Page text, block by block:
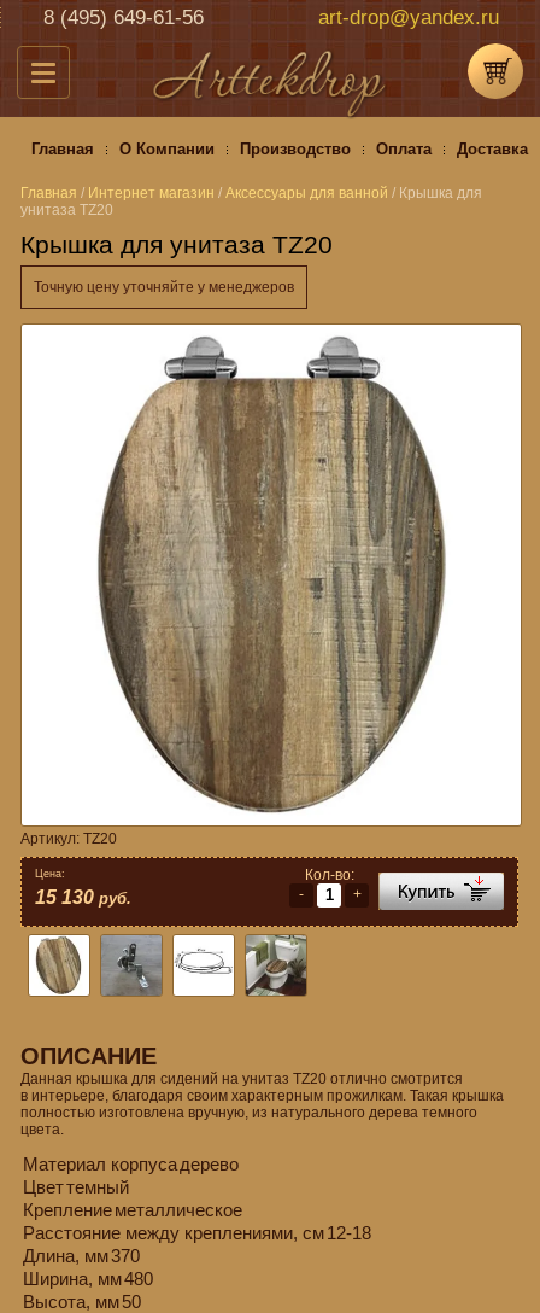
8 (495) 649-61-56 art-drop@yandex.ru
Главная О Компании Производство Оплата Доставка
Главная / Интернет магазин / Аксессуары для ванной / Крышка для
унитаза TZ20
Крышка для унитаза TZ20
Точную цену уточняйте у менеджеров
Артикул: TZ20
Кол-во:
-
+
Цена:
15 130 руб.
ОПИСАНИЕ
Данная крышка для сидений на унитаз TZ20 отлично смотрится
в интерьере, благодаря своим характерным прожилкам. Такая крышка
полностью изготовлена вручную, из натурального дерева темного
цвета.
Материал корпусадерево
Цветтемный
Креплениеметаллическое
Расстояние между креплениями, см12-18
Длина, мм370
Ширина, мм480
Высота, мм50